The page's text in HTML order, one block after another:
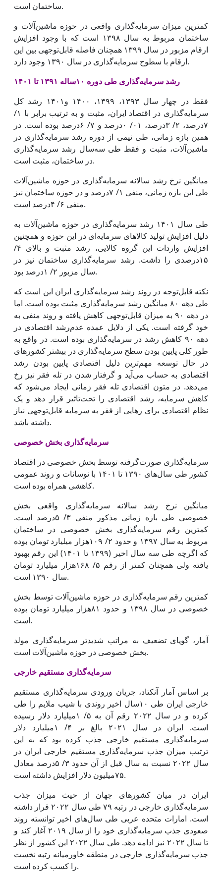
ساختمان است.
کمترین میزان سرمایه‌گذاری واقعی در حوزه ماشین‌آلات و
ساختمان مربوط به سال ۱۳۹۸ است که با وجود افزایش
ارقام مزبور در سال ۱۳۹۹ همچنان فاصله قابل‌توجهی بین این
ارقام با سطوح سرمایه‌گذاری در سال ۱۳۹۰ وجود دارد.
رشد سرمایه‌گذاری طی دوره ۱۰ساله ۱۳۹۱ تا ۱۴۰۱
فقط در چهار سال ۱۳۹۳، ۱۳۹۹، ۱۴۰۰ و۱۴۰۱ رشد کل
سرمایه‌گذاری در اقتصاد ایران، مثبت و به ترتیب برابر با ۱/
۷درصد، ۲/ ۳درصد، ۰۱/ ۰‌درصد و ۷/ ۶‌درصد بوده است. در
همین بازه زمانی، طی نیمی از دوره رشد سرمایه‌گذاری در
ماشین‌‌‌آلات، مثبت و فقط طی سه‌سال رشد سرمایه‌گذاری
در ساختمان، مثبت است.
میانگین نرخ رشد سالانه سرمایه‌گذاری در حوزه ماشین‌آلات
طی این بازه زمانی، منفی ۱/ ۷‌درصد و در حوزه ساختمان نیز
منفی ۶/ ۴‌درصد است.
طی سال ۱۴۰۱ رشد سرمایه‌گذاری در حوزه ماشین‌آلات به
دلیل افزایش تولید کالاهای سرمایه‌ای در این حوزه و همچنین
افزایش واردات این گروه کالایی، رشد مثبت و بالای ۴/
۱۵درصدی را داشت. رشد سرمایه‌گذاری ساختمان نیز در
سال مزبور ۲/ ۱‌درصد بود.
نکته قابل‌توجه در روند رشد سرمایه‌گذاری ایران این است که
طی دهه ۸۰ میانگین رشد سرمایه‌گذاری مثبت بوده است. اما
در دهه ۹۰ به میزان قابل‌توجهی کاهش یافته و روند منفی به
خود گرفته است. یکی از دلایل عمده ‌‌‌عدم‌رشد اقتصادی در
دهه ۹۰ کاهش رشد در سرمایه‌گذاری بوده است. در واقع به
طور کلی پایین بودن سطح سرمایه‌گذاری در بیشتر کشورهای
در حال توسعه مهم‌ترین دلیل اقتصادی پایین بودن رشد
اقتصادی به حساب می‌‌‌آید و گرفتار شدن در تله فقر نیز رخ
می‌دهد. در متون اقتصادی تله فقر زمانی ایجاد می‌شود که
کاهش سرمایه، رشد اقتصادی را تحت‌تاثیر قرار دهد و یک
نظام اقتصادی برای رهایی از فقر به سرمایه قابل‌توجهی نیاز
داشته باشد.
سرمایه‌گذاری بخش خصوصی
سرمایه‌گذاری صورت‌گرفته توسط بخش خصوصی در اقتصاد
کشور طی سال‌های ۱۳۹۰ تا ۱۴۰۱ با نوسانات و روند عمومی
کاهشی همراه بوده است.
میانگین نرخ رشد سالانه سرمایه‌گذاری واقعی بخش
خصوصی طی بازه زمانی مذکور منفی ۳/ ۵‌درصد است.
کمترین رقم سرمایه‌گذاری بخش خصوصی در ساختمان
مربوط به سال ۱۳۹۷ و حدود ۲/ ۱۰۹‌هزار میلیارد تومان بوده
که اگرچه طی سه سال اخیر (۱۳۹۹ تا ۱۴۰۱) این رقم بهبود
یافته ولی همچنان کمتر از رقم ۵/ ۱۶۸‌هزار میلیارد تومان
سال ۱۳۹۰ است.
کمترین رقم سرمایه‌گذاری در حوزه ماشین‌آلات توسط بخش
خصوصی در سال ۱۳۹۸ و حدود ۸۱‌هزار میلیارد تومان بوده
است.
آمار، گویای تضعیف به مراتب شدیدتر سرمایه‌گذاری مولد
بخش خصوصی در حوزه ماشین‌آلات است.
سرمایه‌گذاری مستقیم خارجی
بر اساس آمار آنکتاد، جریان ورودی سرمایه‌گذاری مستقیم
خارجی ایران طی ۱۰سال اخیر روندی با شیب ملایم را طی
کرده و در سال ۲۰۲۲ رقم آن به ۵/ ۱میلیارد دلار رسیده
است. ایران در سال ۲۰۲۱ بالغ بر ۴/ ۱میلیارد دلار
سرمایه‌گذاری مستقیم خارجی جذب کرده بود که به این
ترتیب میزان جذب سرمایه‌گذاری مستقیم خارجی ایران در
سال ۲۰۲۲ نسبت به سال قبل از آن حدود ۳/ ۵‌درصد معادل
۷۵میلیون دلار افزایش داشته است.
ایران در میان کشورهای جهان از حیث میزان جذب
سرمایه‌گذاری خارجی در رتبه ۷۹ طی سال ۲۰۲۲ قرار داشته
است. امارات متحده عربی طی سال‌های اخیر توانسته روند
صعودی جذب سرمایه‌گذاری خود را از سال ۲۰۱۹ آغاز کند و
تا سال ۲۰۲۲ نیز ادامه دهد. طی سال ۲۰۲۲ این کشور از نظر
جذب سرمایه‌گذاری خارجی در منطقه خاورمیانه رتبه نخست
را کسب کرده است.